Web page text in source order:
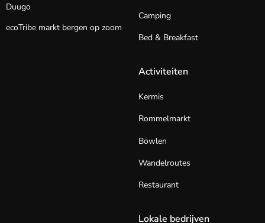
Duugo
ecoTribe markt bergen op zoom
Camping
Bed & Breakfast
Activiteiten
Kermis
Rommelmarkt
Bowlen
Wandelroutes
Restaurant
Lokale bedrijven